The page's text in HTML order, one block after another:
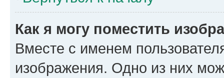
Как я могу поместить
Вместе с именем
изображения. Одно из них